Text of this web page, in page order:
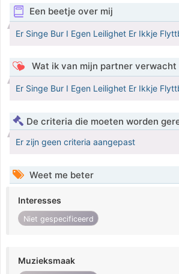
Een beetje over mij
Er Singe Bur I Egen Leilighet Er Ikkje
Wat ik van mijn partner verwacht
Er Singe Bur I Egen Leilighet Er Ikkje
De criteria die moeten worden
Er zijn geen criteria aangepast
Weet me beter
Interesses
Niet gespecificeerd
Muzieksmaak